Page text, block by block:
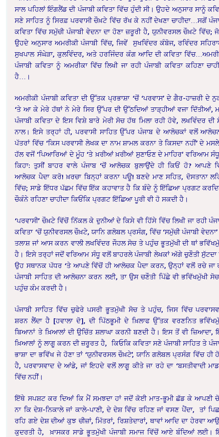
ਸਾਲ ਪਹਿਲਾਂ ਇੰਗਲੈਂਡ ਦੀ ਪੰਜਾਬੀ ਕਵਿਤਾ ਵਿੱਚ ਹੁੰਦੀ ਸੀ। ਉਹਦੇ ਅਨੁਸਾਰ ਸਾਨੂੰ
ਸਣੇ ਸਾਹਿਤ ਨੂੰ ਸਿਰਫ਼ ਪਰਵਾਸੀ ਚੌਖ਼ਟੇ ਵਿੱਚ ਰੱਖ ਕੇ ਨਹੀਂ ਦੇਖਣਾ ਚਾਹੀਦਾ…ਸਗੋਂ
ਕਵਿਤਾ ਵਿੱਚ ਸਮੁੱਚੀ ਪੰਜਾਬੀ ਵੇਦਨਾ ਦਾ ਹੋਣਾ ਜ਼ਰੂਰੀ ਹੈ, ਯੁਨੀਵਰਸਲ ਚੌਖ਼ਟੇ ਵਿੱਚ;
ਉਹਦੇ ਅਨੁਸਾਰ ਅਮਰੀਕੀ ਪੰਜਾਬੀ ਵਿੱਚ, ਜਿਵੇਂ ਸੁਖਵਿੰਦਰ ਕੰਬੋਜ, ਰਵਿੰਦਰ
ਸੁਖਪਾਲ ਸੰਘੇੜਾ, ਕੁਲਵਿੰਦਰ, ਅਤੇ ਹਰਜਿੰਦਰ ਕੰਗ ਆਦਿ ਦੀ ਕਵਿਤਾ
ਪੰਜਾਬੀ ਕਵਿਤਾ ਨੂੰ ਅਮਰੀਕਾ ਵਿੱਚ ਲਿਖੀ ਜਾ ਰਹੀ ਪੰਜਾਬੀ ਕਵਿਤਾ ਕਹਿਣਾ
ਹੈ…।
ਅਮਰੀਕੀ ਪੰਜਾਬੀ ਕਵਿਤਾ ਦੀ ਉੱਤਕ ਪ੍ਰਭਾਸ਼ਾ ‘ਚੋਂ ‘ਪਰਵਾਸ’ ਦੇ ਗੈਰ-ਹਾਜ਼ਰੀ ਦੇ
‘ਤੇ ਆ ਕੇ ਮੇਰੇ ਹੱਥਾਂ ਨੇ ਮੇਰੇ ਸਿਰ ਉੱਪਰ ਦੀ ਉੱਠਦਿਆਂ ਤਾੜ੍ਹੀਆਂ ਵਜਾ ਦਿੱਤੀਆਂ,
ਪੰਜਾਬੀ ਕਵਿਤਾ ਦੇ ਇਸ ਵਿਸ਼ੇ ਬਾਰੇ ਮੇਰੀ ਸੋਚ ਹੱਥ ਮਿਲਾ ਰਹੀ ਹੋਵੇ, ਲਖਵਿੰਦਰ ਦੀ
ਨਾਲ। ਇਸੇ ਤਰ੍ਹਾਂ ਹੀ, ਪਰਵਾਸੀ ਸਾਹਿਤ ਉੱਪਰ ਪੰਜਾਬ ਦੇ ਆਲੋਚਕਾਂ ਵਲੋਂ
ਪੱਤਰਾਂ ਵਿੱਚ ‘ਕਿਸ ਪਰਵਾਸੀ ਲੇਖਕ ਦਾ ਨਾਮ ਸ਼ਾਮਲ ਕਰਨਾ ਤੇ ਕਿਸਦਾ ਨਹੀਂ’ ਦੇ
ਹੱਲ ਵਜੋਂ ‘ਪਿਆਰਿਆਂ ਦੇ ਮੂੰਹ ‘ਤੇ ਖ਼ਰੀਆਂ ਖ਼ਰੀਆਂ ਸੁਣਾਓਣ ਦੇ ਮਾਹਿਰ’ ਵਰਿਆਮ
ਕਿਹਾ: ਤੁਸੀਂ ਬਾਹਰ ਵਾਲੇ ਪੰਜਾਬ ‘ਚੋਂ ਆਲੋਚਕ ਬੁਲਾਉਂਦੇ ਹੀ ਕਿਓਂ ਹੋ? ਆਪਣੇ
ਆਲੋਚਕ ਪੈਦਾ ਕਰੋ! ਖ਼ਰਚਾ ਬਿਨ੍ਹਾਂ ਕਰਨਾ ਪਊ! ਬਣਦੇ ਮਾਣ ਸਹਿਤ, ਦੋਸਤਾਨਾ
ਵਿੱਚ; ਸਾਡੇ ਇੱਧਰ ਪੱਛਮ ਵਿੱਚ ਇੱਕ ਕਹਾਵਾਤ ਹੈ ਕਿ ਬੰਦੇ ਨੂੰ ਇੱਛਿਆ ਪ੍ਰਗਟ
ਚੌਕੰਨੇ ਰਹਿਣਾ ਚਾਹੀਦਾ ਕਿਓਂਕਿ ਪ੍ਰਗਟ ਇੱਛਿਆ ਪੂਰੀ ਵੀ ਹੋ ਸਕਦੀ ਹੈ।
‘ਪਰਵਾਸੀ’ ਚੌਖ਼ਟੇ ਵਿੱਚੋਂ ਨਿੱਕਲ ਕੇ ਦੁਨੀਆਂ ਦੇ ਕਿਸੇ ਵੀ ਹਿੱਸੇ ਵਿੱਚ ਲਿਖੀ ਜਾ ਰਹੀ
ਕਵਿਤਾ ‘ਚੋਂ ਯੁਨੀਵਰਸਲ ਚੌਖ਼ਟੇ, ਯਾਨਿ ਗਲੋਬਲ ਪ੍ਰਸੰਗ, ਵਿੱਚ ‘ਸਮੁੱਚੀ ਪੰਜਾਬੀ ਵੇਦਨਾ’
ਤਲਾਸ਼ ਜਾਂ ਆਸ ਕਰਨ ਵਾਲੀ ਲਖਵਿੰਦਰ ਜੌਹਲ ਸੋਚ ਤੇ ਪਹੁੰਚ ਭੂਤਮੁੱਖੀ ਦੀ ਥਾਂ
ਹੈ। ਇਸੇ ਤਰ੍ਹਾਂ ਜਦੋਂ ਵਰਿਆਮ ਸੰਧੂ ਵਲੋਂ ਬਾਹਰਲੇ ਪੰਜਾਬੀ ਲੇਖਕਾਂ ਅੱਗੇ ਚੁਣੌਤੀ ਸੁੱਟਦਾ
ਉਹ ਸਥਾਨਕ ਪੱਧਰ ‘ਤੇ ਆਪਣੇ ਵਿੱਚੋਂ ਹੀ ਆਲੋਚਕ ਪੈਦਾ ਕਰਨ, ਉਨ੍ਹਾਂ ਵਲੋਂ ਰਚੇ ਜਾ
ਪੰਜਾਬੀ ਸਾਹਿਤ ਦੀ ਆਲੋਚਨਾ ਕਰਨ ਲਈ, ਤਾ ਉਸ ਚਣੌਤੀ ਪਿੱਛੇ ਵੀ ਭਵਿੱਖਮੁੱਖੀ
ਪਹੁੰਚ ਕੰਮ ਕਰਦੀ ਹੈ।
ਪੰਜਾਬੀ ਸਾਹਿਤ ਵਿੱਚ ਚੁਫੇਰੇ ਪਸਰੀ ਭੂਤਮੁੱਖੀ ਸੋਚ ਤੇ ਪਹੁੰਚ, ਜਿਸ ਵਿੱਚ
ਸ਼ਰਨ ਲੈਂਦਾ ਹੈ [ਹਵਾਲਾ ਦੋ], ਦੀ ਪਿੱਠਭੂਮੀ ਦੇ ਖ਼ਿਲਾਫ ਉੱਤਕ ਵਰਣਨਿਤ
ਬਿਆਨਾਂ ਤੇ ਖ਼ਿਆਲਾਂ ਦੀ ਉਚਿੱਤ ਸ਼ਲਾਘਾ ਕਰਨੀ ਬਣਦੀ ਹੈ। ਇਸ ਤੋਂ ਵੀ ਜ਼ਿਆਦਾ,
ਖ਼ਿਆਲਾਂ ਨੂੰ ਲਾਗੂ ਕਰਨ ਦੀ ਜ਼ਰੂਰਤ ਹੈ, ਕਿਓਕਿ ਕਵਿਤਾ ਸਣੇ ਪੰਜਾਬੀ ਸਾਹਿਤ ਤੇ
ਭਾਸ਼ਾ ਦਾ ਭਵਿੱਖ ਜੇ ਹੋਣਾ ਤਾਂ ‘ਯੁਨੀਵਰਸਲ ਚੌਖ਼ਟੇ’, ਯਾਨਿ ਗਲੋਬਲ ਪ੍ਰਸੰਗ ਵਿੱਚ ਹੀ
ਹੈ, ਪਰਵਾਸਵਾਦ ਦੇ ਆਂਡੇ, ਜਾਂ ਇਹਦੇ ਵਲੋਂ ਲਾਗੂ ਕੀਤੇ ਜਾ ਰਹੇ ਦਾ ‘ਬਸਤੀਵਾਦੀ
ਵਿੱਚ ਨਹੀਂ।
ਇੱਥੇ ਸਪਸ਼ਟ ਕਰ ਦਿਆਂ ਕਿ ਮੈਂ ਸਮਝਦਾ ਹਾਂ ਜਦੋਂ ਕੋਈ ਮਾਤ-ਭੂਮੀ ਛੱਡ ਕੇ ਆਪਣੀ
ਨਾ ਕਿ ਦੇਸ਼-ਨਿਕਾਲੇ ਜਾਂ ਕਾਲੇ-ਪਾਣੀ, ਦੇ ਦੇਸ਼ ਵਿੱਚ ਰਹਿਣ ਜਾਂ ਵਸਣ ਪੈਂਦਾ, ਤਾਂ
ਰਹਿ ਗਏ ਦੇਸ਼ ਦੀਆਂ ਕੁਝ ਚੀਜ਼ਾਂ, ਮਿੱਤਰਾਂ, ਰਿਸ਼ਤੇਦਾਰਾਂ, ਥਾਵਾਂ ਆਦਿ ਦਾ ਹੇਰਵਾ
ਕੁਦਰਤੀ ਹੈ, ਖ਼ਾਸਕਰ ਸਾਡੇ ਭੂਤਮੁੱਖੀ ਪੰਜਾਬੀ ਸਮਾਜ ਵਿੱਚੋਂ ਆਏ ਬੰਦਿਆਂ ਲਈ।